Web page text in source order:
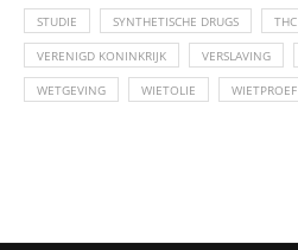
STUDIE SYNTHETISCHE DRUGS THC
VERENIGD KONINKRIJK VERSLAVING
WETGEVING WIETOLIE WIETPROEF